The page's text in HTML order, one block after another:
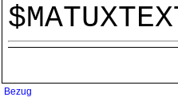
Bezug